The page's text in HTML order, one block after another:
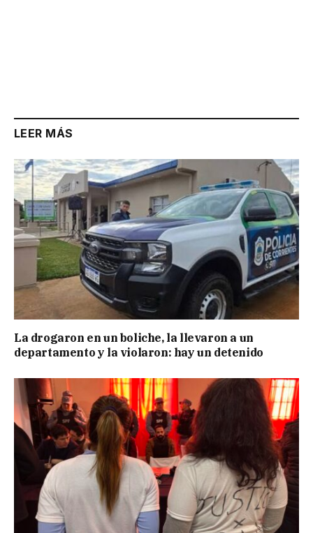
LEER MÁS
La drogaron en un boliche, la llevaron a un
departamento y la violaron: hay un detenido